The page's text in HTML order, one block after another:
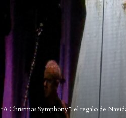
“A Christmas Symphony”, el regalo de